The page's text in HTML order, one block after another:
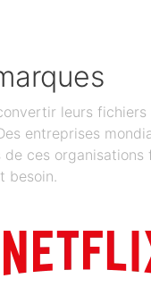
leurs
entreprises
ces organisations
besoin.